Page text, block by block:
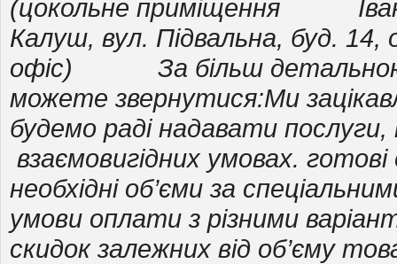
(цокольне приміщення Івано-
Калуш, вул. Підвальна, буд.
офіс)
За більш
можете звернутися:Ми
будемо раді надавати
взаємовигідних умовах.
необхідні об’єми за
умови оплати з різними
скидок залежних від об’єму